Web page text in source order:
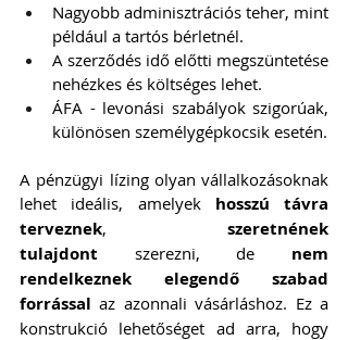
Nagyobb adminisztrációs teher, mint
például a tartós bérletnél.
A szerződés idő előtti megszüntetése
nehézkes és költséges lehet.
ÁFA - levonási szabályok szigorúak,
különösen személygépkocsik esetén.
A pénzügyi lízing olyan vállalkozásoknak
lehet ideális, amelyek hosszú távra
terveznek, szeretnének
tulajdont szerezni, de nem
rendelkeznek elegendő szabad
forrással az azonnali vásárláshoz. Ez a
konstrukció lehetőséget ad arra, hogy